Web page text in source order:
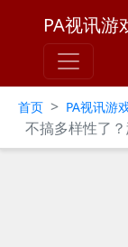
PA视讯游
首页 > PA视讯游
不搞多样性了